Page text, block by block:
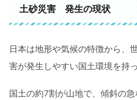
2-1. なぜ区域指定があるのか？
土砂災害の主な種類
4. 土砂災害の前兆
土砂災害 発生の現状
日本は地形や気候の特徴から、
害が発生しやすい国土環境を持
国土の約7割が山地で、傾斜の